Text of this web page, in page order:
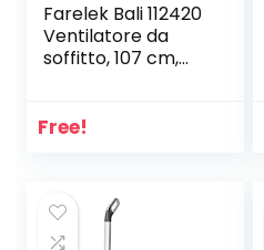
Farelek Bali 112420
Ventilatore da
soffitto, 107 cm,
Free!